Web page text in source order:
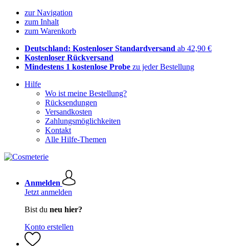
zur Navigation
zum Inhalt
zum Warenkorb
Deutschland: Kostenloser Standardversand ab 42,90 €
Kostenloser Rückversand
Mindestens 1 kostenlose Probe zu jeder Bestellung
Hilfe
Wo ist meine Bestellung?
Rücksendungen
Versandkosten
Zahlungsmöglichkeiten
Kontakt
Alle Hilfe-Themen
Anmelden
Jetzt anmelden
Bist du neu hier?
Konto erstellen